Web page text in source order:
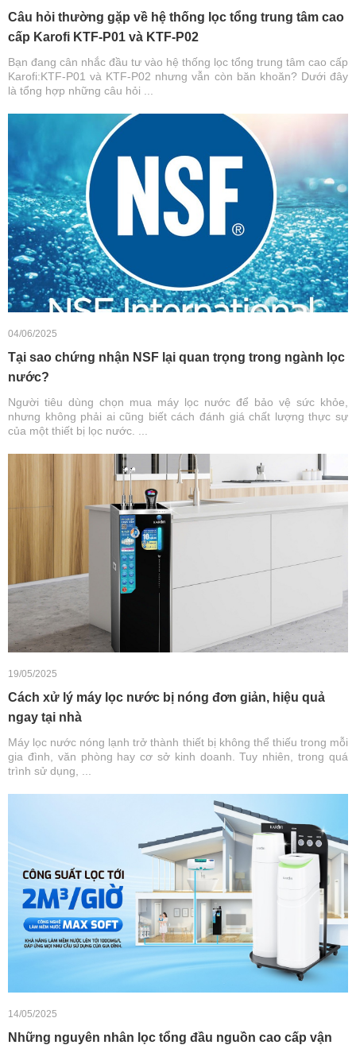
Câu hỏi thường gặp về hệ thống lọc tổng trung tâm cao
cấp Karofi KTF-P01 và KTF-P02
Bạn đang cân nhắc đầu tư vào hệ thống lọc tổng trung tâm cao cấp
Karofi:KTF-P01 và KTF-P02 nhưng vẫn còn băn khoăn? Dưới đây
là tổng hợp những câu hỏi ...
04/06/2025
Tại sao chứng nhận NSF lại quan trọng trong ngành lọc
nước?
Người tiêu dùng chọn mua máy lọc nước để bảo vệ sức khỏe,
nhưng không phải ai cũng biết cách đánh giá chất lượng thực sự
của một thiết bị lọc nước. ...
19/05/2025
Cách xử lý máy lọc nước bị nóng đơn giản, hiệu quả
ngay tại nhà
Máy lọc nước nóng lạnh trở thành thiết bị không thể thiếu trong mỗi
gia đình, văn phòng hay cơ sở kinh doanh. Tuy nhiên, trong quá
trình sử dụng, ...
14/05/2025
Những nguyên nhân lọc tổng đầu nguồn cao cấp vận